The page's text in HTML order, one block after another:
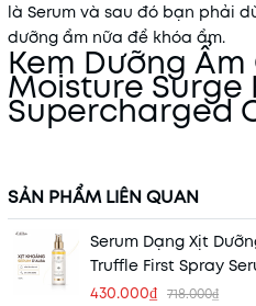
là Serum và sau đó bạn phải
dưỡng ẩm nữa để khóa ẩm.
Kem Dưỡng
Moisture
Supercharged
SẢN PHẨM LIÊN QUAN
Serum Dạng Xịt
Truffle First Spray
430.000₫ 718.000₫